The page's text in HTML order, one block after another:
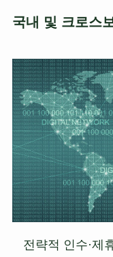
국내 및 크로스
전략적 인수·제